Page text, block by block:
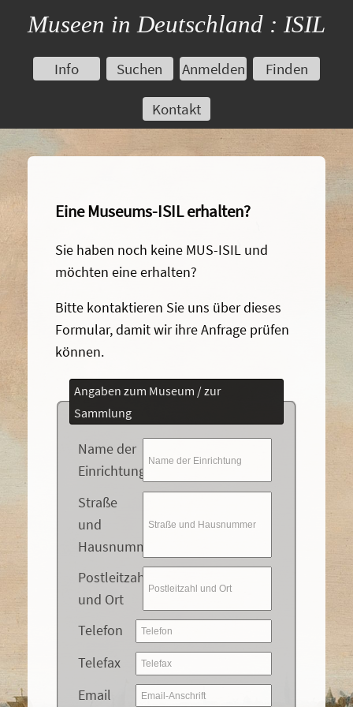
Museen in Deutschland : ISIL
Info Suchen Anmelden Finden
Kontakt
Eine Museums-ISIL erhalten?
Sie haben noch keine MUS-ISIL und
möchten eine erhalten?
Bitte kontaktieren Sie uns über dieses
Formular, damit wir ihre Anfrage prüfen
können.
Angaben zum Museum / zur
Sammlung
Name der
Einrichtung
Straße
und
Hausnummer
Postleitzahl
und Ort
Telefon
Telefax
Email